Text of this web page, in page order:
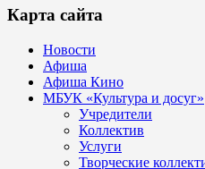
Карта сайта
Новости
Афиша
Афиша Кино
МБУК «Культура и досуг»
Учредители
Коллектив
Услуги
Творческие